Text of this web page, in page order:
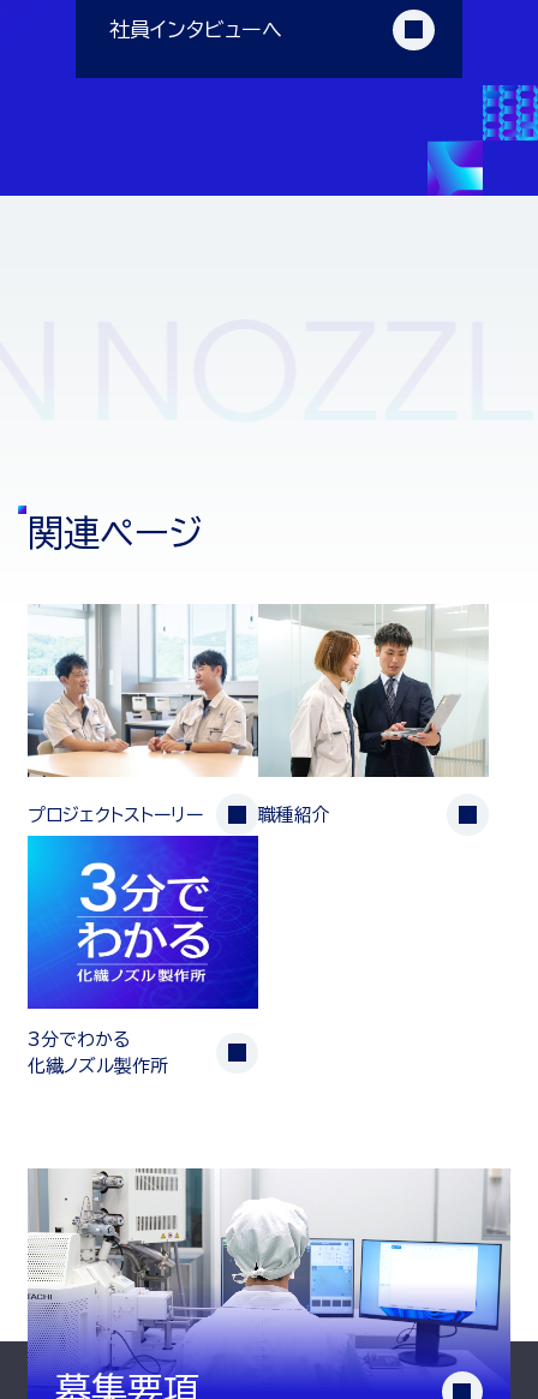
社員インタビューへ
関連ページ
プロジェクトストーリー 職種紹介
3分でわかる
化繊ノズル製作所
募集要項